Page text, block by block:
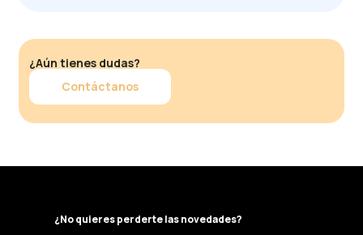
¿Aún tienes dudas?
Contáctanos
¿No quieres perderte las novedades?